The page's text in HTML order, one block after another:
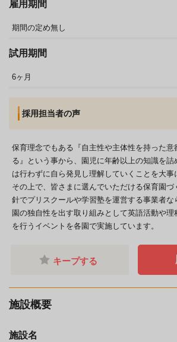
雇用期間
期間の定め無し
試用期間
6ヶ月
採用担当者の声
保育理念でもある『自主性や主体性を持った意
る』という事から、園児に年齢以上の知識を
は行わずに自ら発見し理解していくことを大事
その上で、皆さまに選んでいただける保育園
針でプリスクールや学習塾を運営する事業者
園の独自性を出す取り組みとして英語活動や
を行うイベントを各園で実施しています。
キープする
施設概要
施設名